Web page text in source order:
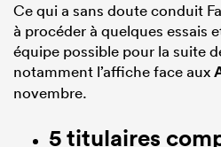
Ce qui a sans doute conduit
à procéder à quelques essais
équipe possible pour la suite
notamment l’affiche face aux
novembre.
5 titulaires